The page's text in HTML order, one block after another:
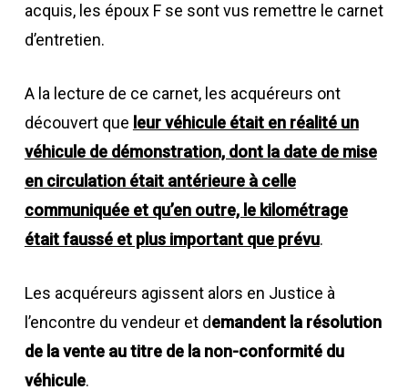
acquis, les époux F se sont vus remettre le carnet
d’entretien.
A la lecture de ce carnet, les acquéreurs ont
découvert que leur véhicule était en réalité un
véhicule de démonstration, dont la date de mise
en circulation était antérieure à celle
communiquée et qu’en outre, le kilométrage
était faussé et plus important que prévu.
Les acquéreurs agissent alors en Justice à
l’encontre du vendeur et demandent la résolution
de la vente au titre de la non-conformité du
véhicule.